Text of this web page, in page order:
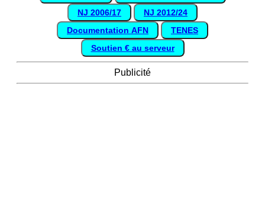
NJ 2006/17
NJ 2012/24
Documentation AFN
TENES
Soutien € au serveur
Publicité